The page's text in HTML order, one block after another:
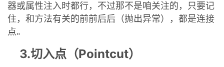
器或属性注入时都行，不过那不是咱关注的，只要记
住，和方法有关的前前后后（抛出异常），都是连接
点。
3.切入点（Pointcut）